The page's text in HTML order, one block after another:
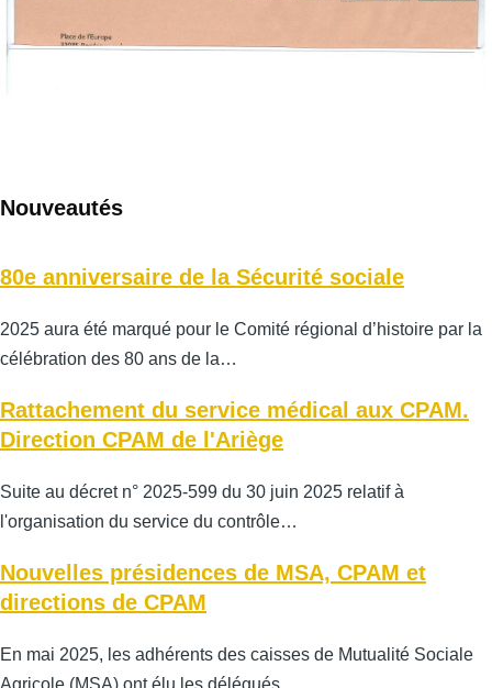
Nouveautés
80e anniversaire de la Sécurité sociale
2025 aura été marqué pour le Comité régional d’histoire par la
célébration des 80 ans de la…
Rattachement du service médical aux CPAM.
Direction CPAM de l'Ariège
Suite au décret n° 2025-599 du 30 juin 2025 relatif à
l'organisation du service du contrôle…
Nouvelles présidences de MSA, CPAM et
directions de CPAM
En mai 2025, les adhérents des caisses de Mutualité Sociale
Agricole (MSA) ont élu les délégués…